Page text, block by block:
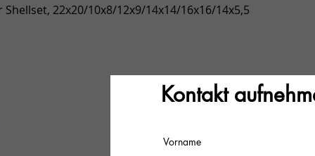
Schnellansicht
Shellset, 22x20/10x8/12x9/14x14/16x16/14x5,5
Kontakt
Vorname